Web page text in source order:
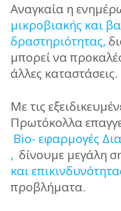
Αναγκαία η
μικροβιακής και
δραστηριότητας,
μπορεί να
άλλες καταστάσεις.
Με τις
Πρωτόκολλα
Bio- εφαρμογές
, δίνουμε μεγάλη
και
προβλήματα.